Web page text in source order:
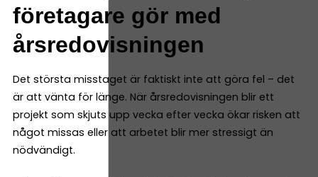
företagare gör med
årsredovisningen
Det största misstaget är faktiskt inte att göra fel – det
är att vänta för länge. När årsredovisningen blir ett
projekt som skjuts upp vecka efter vecka ökar risken att
något missas eller att arbetet blir mer stressigt än
nödvändigt.